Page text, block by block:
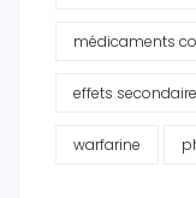
médicaments
effets
warfarine